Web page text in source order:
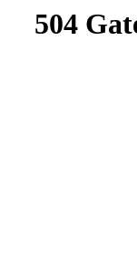
504